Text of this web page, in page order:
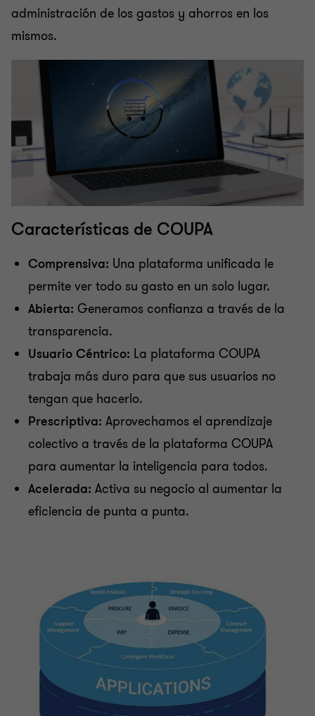
Consultoría Transaccional
Prevención y detección de lavado de dinero y
prácticas anticorrupción
Auditoría Interna
Auditoría de Cumplimiento al Sistema de Pagos
Interbancarios en Dólares (SPID)
Servicios para Empresas Familiares
Gobierno Corporativo
Organización, Cultura y Gente
Consultoría de tecnología de la información
Auditoría de Cumplimiento al Sistema de Pagos
Interbancarios en Dólares (SPID)
Administración de riesgos
Valuaciones, fusiones y adquisiciones
Control Interno
administración de los gastos y ahorros en los
mismos.
Características de COUPA
Comprensiva: Una plataforma unificada le
permite ver todo su gasto en un solo lugar.
Abierta: Generamos confianza a través de la
transparencia.
Usuario Céntrico: La plataforma COUPA
trabaja más duro para que sus usuarios no
tengan que hacerlo.
Prescriptiva: Aprovechamos el aprendizaje
colectivo a través de la plataforma COUPA
para aumentar la inteligencia para todos.
Acelerada: Activa su negocio al aumentar la
eficiencia de punta a punta.